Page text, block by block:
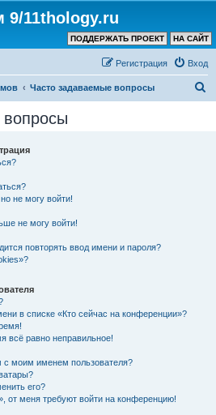
9/11thology.ru
НА САЙТ
ПОДДЕРЖАТЬ ПРОЕКТ
Вход
Регистрация
Часто задаваемые вопросы
не могу войти!
не могу войти!
повторять ввод имени и пароля?
в списке «Кто сейчас на конференции»?
всё равно неправильное!
с моим именем пользователя?
его?
от меня требуют войти на конференцию!